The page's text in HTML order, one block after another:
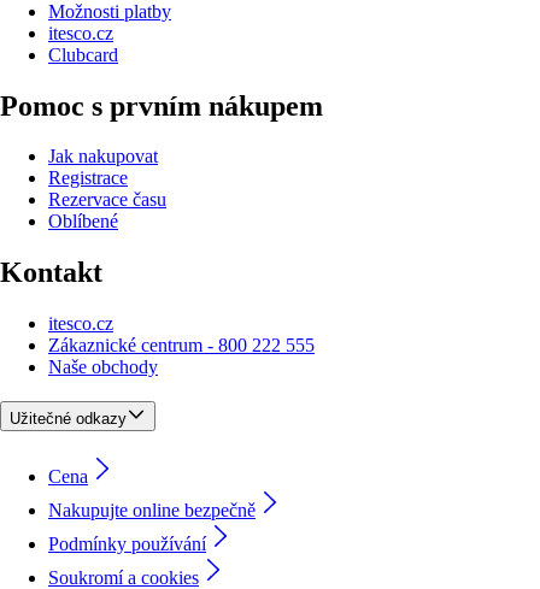
Možnosti platby
itesco.cz
Clubcard
Pomoc s prvním nákupem
Jak nakupovat
Registrace
Rezervace času
Oblíbené
Kontakt
itesco.cz
Zákaznické centrum - 800 222 555
Naše obchody
Užitečné odkazy
Cena
Nakupujte online bezpečně
Podmínky používání
Soukromí a cookies